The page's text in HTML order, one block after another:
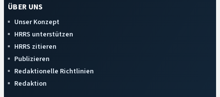
ÜBER UNS
Unser Konzept
HRRS unterstützen
HRRS zitieren
Publizieren
Redaktionelle Richtlinien
Redaktion